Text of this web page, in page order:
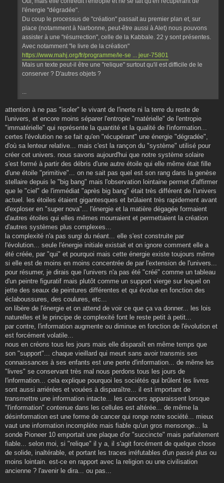
l'énergie "dégradée".
Du coup le processus de "création" passait au premier plan et, sur
place (notamment à Narbonne, peut-être aussi à Alet) nous pouvons
assister à une "résurrection", celle de la Kabbale. 22 y sont présentes.
Avec notamment "le livre de la création"
https://www.mahj.org/fr/programme/le-se ... jeur-75801
Mais un texte peut-il être une "relique" surtout qu'il est difficile de le
conserver ? D'autres objets ?
...
attention à ne pas "isoler" le vivant de l'inerte ni la terre du reste de
l'univers, et encore moins séparer l'entropie "matérielle" de l'entropie
"immatérielle" qui représente la quantité et la qualité de l'information...
certes l'évolution ne se fait qu'en "récupérant" une énergie "dégradée",
d'où sa lenteur relative... mais c'est la rançon du "système" utilisé pour
créer cet univers. nous savons aujourd'hui que notre système solaire
s'est formé à partir des débris d'une autre étoile qui elle même était fille
d'une étoile "primitive"... on ne sait pas quel est son rang dans la genèse
stellaire depuis le "big bang" mais l'observation lointaine permet d'affirmer
que le "ciel" de l'immédiat "après big bang" était très différent de l'univers
actuel. les étoiles étaient gigantesques et brûlaient très rapidement avant
d'exploser en "super nova"... l'énergie et la matière dégagée formaient
d'autres étoiles qui elles mêmes mourraient et permettaient la création
d'autres systèmes plus complexes...
la complexité n'a pas surgi du néant... elle s'est construite par
l'évolution... seule l'énergie initiale existait et on ignore comment elle a
été créée, par "qui" et pourquoi mais cette énergie existe toujours même
si elle est de moins en moins concentrée de par l'extension de l'univers...
pour résumer, je dirais que l'univers n'a pas été "créé" comme un tableau
d'un peintre figuratif mais plutôt comme un support vierge sur lequel on
jette des seaux de peintures différentes et qui évolue en fonction des
éclaboussures, des coulures, etc...
on libère de l'énergie et on attend de voir ce que ça va donner... les lois
naturelles et le principe de complexité font le reste petit à petit...
par contre, l'information augmente ou diminue en fonction de l'évolution et
est forcément volatile...
nous en créons tous les jours mais elle disparaît en même temps que
son "support"... chaque vieillard qui meurt sans avoir transmis ses
connaissances à ses enfants est une perte d'information... de même les
"livres" se conservant très mal nous perdons tous les jours de
l'information... cela explique pourquoi les sociétés qui brûlent les livres
sont aussi arriérées et vouées à disparaître... il est important de
transmettre une information intacte... les cancers apparaissent lorsque
"l'information" contenue dans les cellules est altérée... de même la
désinformation est une forme de cancer qui ronge notre société... mieux
vaut une information incomplète mais fiable qu'un gros mensonge... la
sonde Pioneer 10 emportait une plaque d'or "succincte" mais parfaitement
fiable... selon moi, si "relique" il y a, il s'agit forcément de quelque chose
de solide, inaltérable, et portant les traces irréfutables d'un passé plus ou
moins lointain. est-ce en rapport avec la religion ou une civilisation
ancienne ? l'avenir le dira... ou pas...